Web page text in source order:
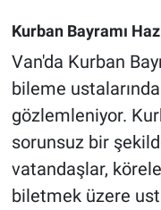
Kurban Bayramı
Van'da Kurban
bileme
gözlemleniyor.
sorunsuz bir
vatandaşlar,
biletmek üzere